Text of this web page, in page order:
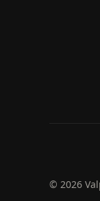
© 2026